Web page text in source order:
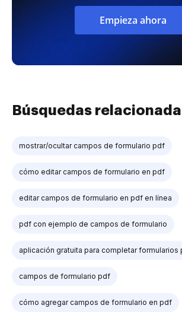
Empieza ahora
Búsquedas
mostrar/ocultar campos de formulario pdf
cómo editar campos de formulario en pdf
editar campos de formulario en pdf en línea
pdf con ejemplo de campos de formulario
aplicación gratuita para completar formularios
campos de formulario pdf
cómo agregar campos de formulario en pdf